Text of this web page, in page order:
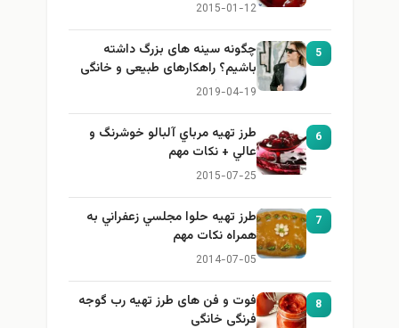
2015-01-12
5
چگونه سینه های بزرگ داشته
باشیم؟ راهکارهای طبیعی و خانگی
برای بزرگ کردن سینه
2019-04-19
6
طرز تهيه مرباي آلبالو خوشرنگ و
عالي + نكات مهم
2015-07-25
7
طرز تهيه حلوا مجلسي زعفراني به
همراه نكات مهم
2014-07-05
8
فوت و فن های طرز تهیه رب گوجه
فرنگی خانگی